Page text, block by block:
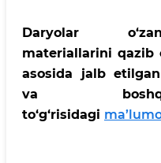
Daryolar
materiallarini qazib
asosida jalb
va
to‘g‘risidagi